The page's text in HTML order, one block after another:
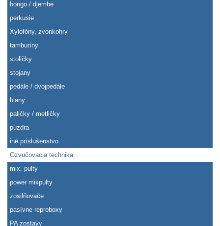
bongo / djembe
perkusie
Xylofóny, zvonkohry
tamburíny
stoličky
stojany
pedále / dvojpedále
blany
paličky / metličky
púzdra
iné príslušenstvo
Ozvučovacia technika
mix. pulty
power mixpulty
zosilňovače
pasívne reproboxy
PA zostavy